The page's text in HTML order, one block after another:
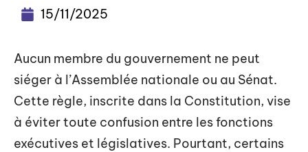
15/11/2025
Aucun membre du gouvernement ne peut
siéger à l’Assemblée nationale ou au Sénat.
Cette règle, inscrite dans la Constitution, vise
à éviter toute confusion entre les fonctions
exécutives et législatives. Pourtant, certains